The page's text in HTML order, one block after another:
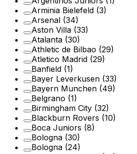
Arminia Bielefeld (3)
Arsenal (34)
Aston Villa (33)
Atalanta (30)
Athletic de Bilbao (29)
Atletico Madrid (29)
Banfield (1)
Bayer Leverkusen (33)
Bayern Munchen (49)
Belgrano (1)
Birmingham City (32)
Blackburn Rovers (10)
Boca Juniors (8)
Bologna (30)
Bologna (24)